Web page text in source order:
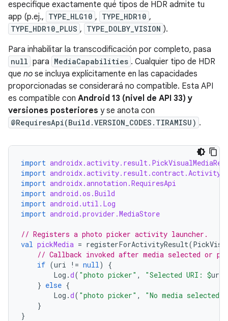
especifique exactamente qué tipos de HDR admite tu
app (p.ej., TYPE_HLG10 , TYPE_HDR10 ,
TYPE_HDR10_PLUS , TYPE_DOLBY_VISION ).
Para inhabilitar la transcodificación por completo, pasa
null para MediaCapabilities . Cualquier tipo de HDR
que no se incluya explícitamente en las capacidades
proporcionadas se considerará no compatible. Esta API
es compatible con Android 13 (nivel de API 33) y
versiones posteriores y se anota con
@RequiresApi(Build.VERSION_CODES.TIRAMISU) .
import
import
import androidx.annotation.RequiresApi
import android.os.Build
import android.util.Log
import android.provider.MediaStore
// Registers a photo picker activity launcher.
val pickMedia = registerForActivityResult(
// Callback invoked after media selected or
if (uri != null)
{
Log .d( "photo picker" , "Selected URI: $uri
} else {
Log .d( "photo picker" , "No media selected"
}
}